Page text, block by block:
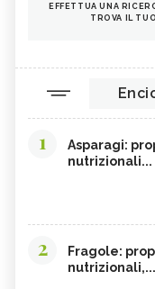
EFFETTUA UNA
TROVA IL
1
Asparagi:
nutrizionali...
2
Fragole:
nutrizionali,...